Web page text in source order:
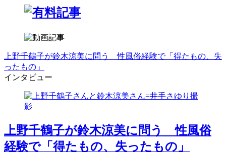
上野千鶴子が鈴木涼美に問う 性風俗経験で「得たもの、失
ったもの」
インタビュー
上野千鶴子が鈴木涼美に問う 性風俗
経験で「得たもの、失ったもの」